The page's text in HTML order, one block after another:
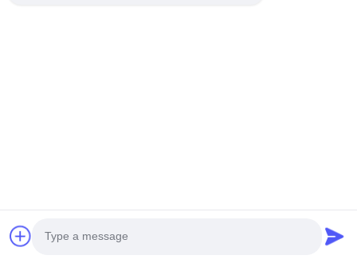
China.Copyright © 2026 Henan Yongsheng